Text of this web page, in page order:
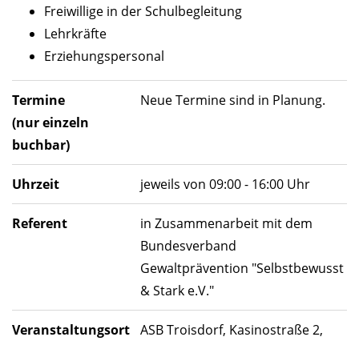
Freiwillige in der Schulbegleitung
Lehrkräfte
Erziehungspersonal
Termine
(nur einzeln
buchbar)
Neue Termine sind in Planung.
Uhrzeit jeweils von 09:00 - 16:00 Uhr
Referent
in Zusammenarbeit mit dem
Bundesverband
Gewaltprävention "Selbstbewusst
& Stark e.V."
Veranstaltungsort ASB Troisdorf, Kasinostraße 2,